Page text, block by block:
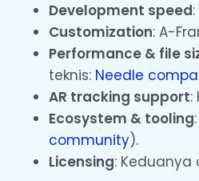
Development speed
Customization: A-
Performance & file
teknis: Needle
AR tracking support:
Ecosystem & tooling
community).
Licensing: Keduanya